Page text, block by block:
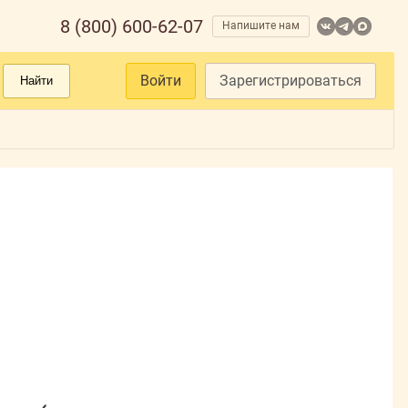
8 (800) 600-62-07 Напишите нам
Найти Войти Зарегистрироваться